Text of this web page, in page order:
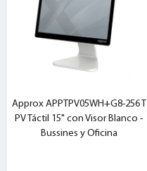
Approx APPTPV05WH+G8-256 T
PV Táctil 15" con Visor Blanco -
Bussines y Oficina